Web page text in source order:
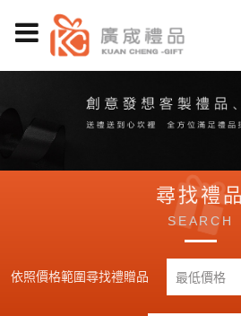
尋找禮品
SEARCH
依照價格範圍尋找禮贈品